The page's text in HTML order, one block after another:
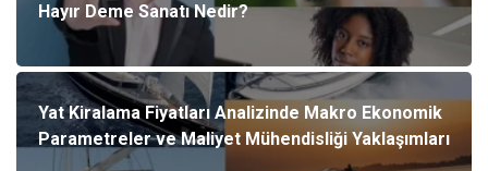
Hayır Deme Sanatı Nedir?
Yat Kiralama Fiyatları Analizinde Makro Ekonomik
Parametreler ve Maliyet Mühendisliği Yaklaşımları